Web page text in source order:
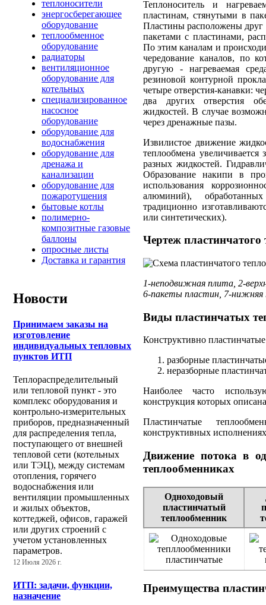
теплоносители
энергосберегающее
оборудование
теплообменное
оборудование
радиаторы
вентиляционное
оборудование для
котельных
специализированное
насосное
оборудование
оборудование для
водоснабжения
оборудование для
дренажа и
канализации
оборудование для
пожаротушения
бытовые котлы
полимерно-
композитные газовые
баллоны
опросные листы
Доставка и гарантия
Новости
Принимаем заказы на
изготовление
индивидуальных тепловых
пунктов ИТП
Теплораспределительный
или тепловой пункт - это
комплекс оборудования и
контрольно-измерительных
приборов, предназначенный
для распределения тепла,
поступающего от внешней
тепловой сети (котельных
или ТЭЦ), между системам
отопления, горячего
водоснабжения или
вентиляции промышленных
и жилых объектов,
коттеджей, офисов, гаражей
или других строений с
учетом установленных
параметров.
12 Июля 2026 г.
ИТП: задачи, функции,
назначение
Теплоноситель и
пластинам, стянутыми в
Пластины расположены
пакетами с пластинами,
По этим каналам и
чередование каналов, по
другую - нагреваемая
резиновой контурной
четыре отверстия-канавки:
два других отверстия
жидкостей. В случае
через дренажные пазы.
Извилистое движение
теплообмена увеличивается
разных жидкостей.
Образование накипи в
использования
алюминий),
традиционно
или синтетических).
Чертеж пластинчатого
1-неподвижная плита, 2-
6-пакеты пластин, 7-
Виды пластинчатых
Конструктивно
разборные
неразборные
Наиболее часто
конструкция которых
Пластинчатые
конструктивных
Движение потока в
теплообменниках
Одноходовый
пластинчатый
теплообменник
Преимущества